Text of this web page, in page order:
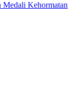
Medali Kehormatan